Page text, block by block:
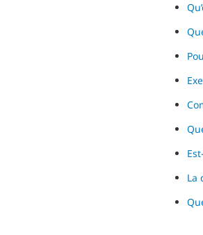
La